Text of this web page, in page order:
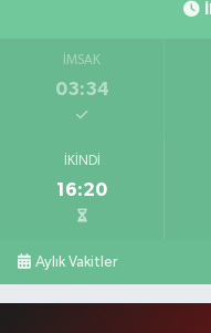
İMSAK
03:34
İKINDI
16:20
Aylık Vakitler